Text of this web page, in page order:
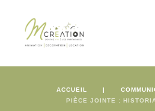
ACCUEIL
PIÈCE JOINTE :